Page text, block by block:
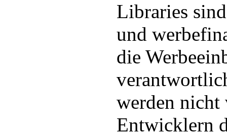
Libraries
und
die
werden nicht
Entwicklern